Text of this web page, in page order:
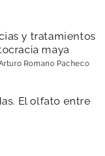
y tratamientos
maya
Romano Pacheco
El olfato entre